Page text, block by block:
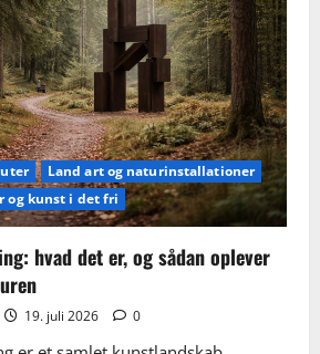
Land art og naturinstallationer
og kunst i det fri
hvad det er, og sådan oplever
19. juli 2026 0